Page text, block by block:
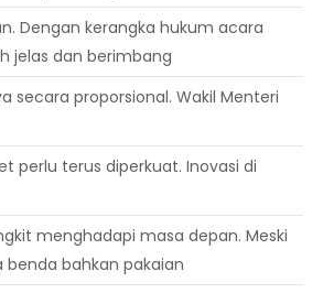
Dengan kerangka hukum acara
jelas dan berimbang
secara proporsional. Wakil Menteri
perlu terus diperkuat. Inovasi di
menghadapi masa depan. Meski
benda bahkan pakaian